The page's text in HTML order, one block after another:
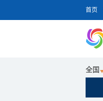
首页
全国